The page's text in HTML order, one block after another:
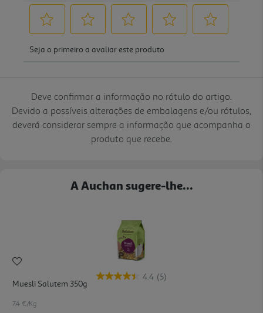
Deve confirmar a informação no rótulo do artigo.
Devido a possíveis alterações de embalagens e/ou rótulos,
deverá considerar sempre a informação que acompanha o
produto que recebe.
A Auchan sugere-lhe...
4.4 (5)
Muesli Salutem 350g
7.4 €/Kg